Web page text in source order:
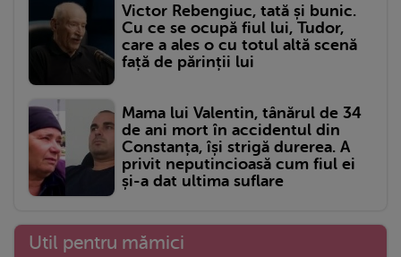
Victor Rebengiuc, tată și bunic.
Cu ce se ocupă fiul lui, Tudor,
care a ales o cu totul altă scenă
față de părinții lui
Mama lui Valentin, tânărul de 34
de ani mort în accidentul din
Constanța, își strigă durerea. A
privit neputincioasă cum fiul ei
și-a dat ultima suflare
Util pentru mămici